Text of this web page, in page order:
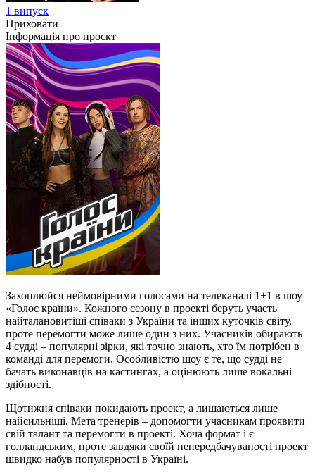
1 випуск
Приховати
Інформація про проєкт
Захоплюйся неймовірними голосами на телеканалі 1+1 в шоу
«Голос країни». Кожного сезону в проекті беруть участь
найталановитіші співаки з України та інших куточків світу,
проте перемогти може лише один з них. Учасників обирають
4 судді – популярні зірки, які точно знають, хто їм потрібен в
команді для перемоги. Особливістю шоу є те, що судді не
бачать виконавців на кастингах, а оцінюють лише вокальні
здібності.
Щотижня співаки покидають проект, а лишаються лише
найсильніші. Мета тренерів – допомогти учасникам проявити
свій талант та перемогти в проекті. Хоча формат і є
голландським, проте завдяки своїй непередбачуваності проект
швидко набув популярності в Україні.